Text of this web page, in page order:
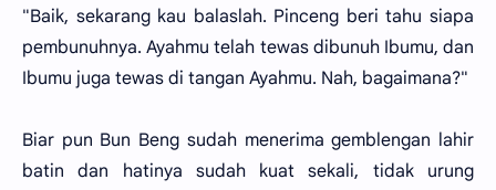
"Baik, sekarang kau balaslah. Pinceng beri tahu siapa
pembunuhnya. Ayahmu telah tewas dibunuh Ibumu, dan
Ibumu juga tewas di tangan Ayahmu. Nah, bagaimana?"
Biar pun Bun Beng sudah menerima gemblengan lahir
batin dan hatinya sudah kuat sekali, tidak urung